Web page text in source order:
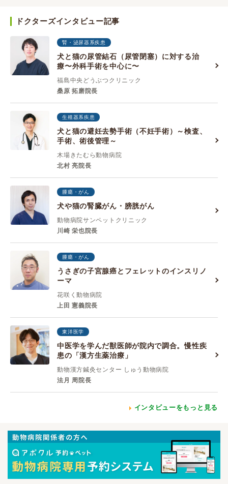
ドクターズインタビュー記事
腎・泌尿器系疾患
犬と猫の尿管結石（尿管閉塞）に対する治
療〜外科手術を中心に〜
福島中央どうぶつクリニック
桑原 拓磨院長
生殖器系疾患
犬と猫の避妊去勢手術（不妊手術）～検査、
手術、術後管理～
木場きたむら動物病院
北村 亮院長
腫瘍・がん
犬や猫の腎臓がん・膀胱がん
動物病院サンペットクリニック
川崎 栄也院長
腫瘍・がん
うさぎの子宮腺癌とフェレットのインスリノ
ーマ
花咲く動物病院
上田 憲義院長
東洋医学
中医学を学んだ獣医師が院内で調合。慢性疾
患の「漢方生薬治療」
動物漢方鍼灸センター しゅう動物病院
法月 周院長
インタビューをもっと見る